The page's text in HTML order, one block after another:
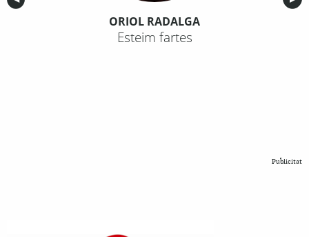
ORIOL RADALGA
Esteim fartes
Publicitat